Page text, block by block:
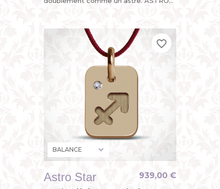
Astro Star 939,00 €
favorite_border
favorite_border
favorite_border